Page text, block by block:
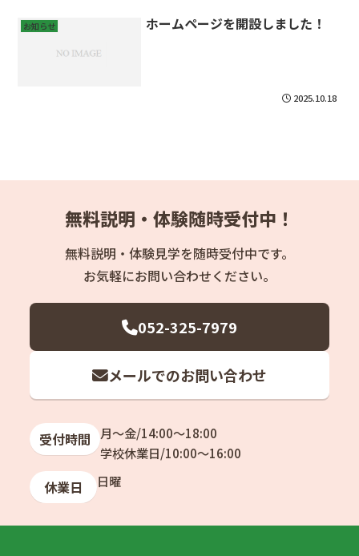
お知らせ ホームページを開設しました！
2025.10.18
無料説明・体験随時受付中！
無料説明・体験見学を随時受付中です。
お気軽にお問い合わせください。
052-325-7979
メールでのお問い合わせ
受付時間
月〜金/14:00〜18:00
学校休業日/10:00〜16:00
休業日 日曜